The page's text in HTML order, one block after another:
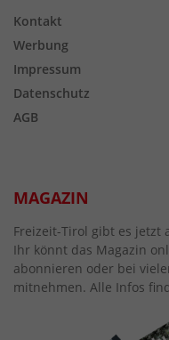
Kontakt
Werbung
Impressum
Datenschutz
AGB
MAGAZIN
Freizeit-Tirol gibt es jetzt
Ihr könnt das Magazin
abonnieren oder bei
mitnehmen. Alle Infos